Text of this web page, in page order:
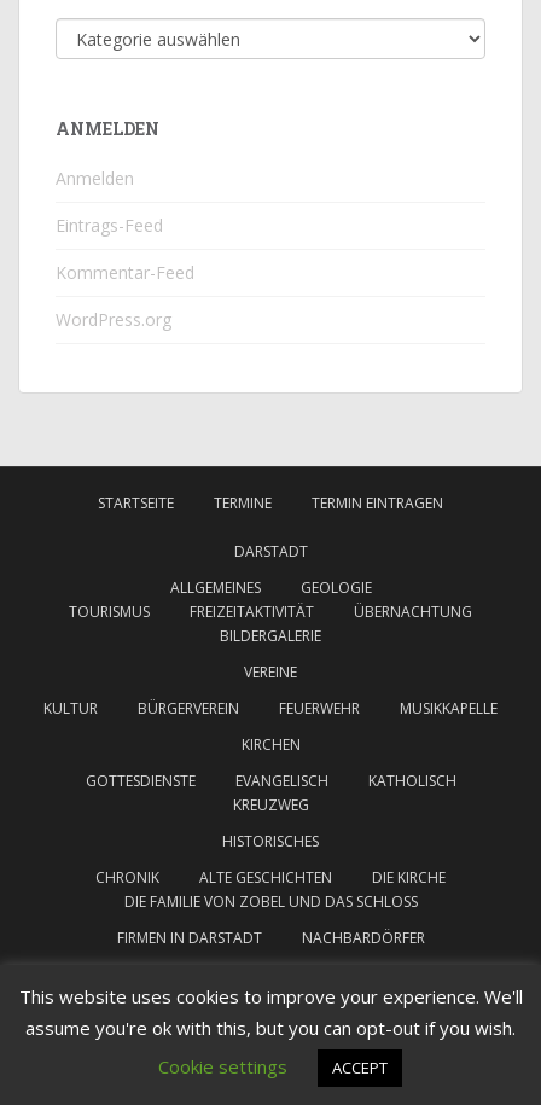
Beitragskategorie
ANMELDEN
Anmelden
Eintrags-Feed
Kommentar-Feed
WordPress.org
STARTSEITE TERMINE TERMIN EINTRAGEN
DARSTADT
ALLGEMEINES
GEOLOGIE
TOURISMUS
FREIZEITAKTIVITÄT
ÜBERNACHTUNG
BILDERGALERIE
VEREINE
KULTUR
BÜRGERVEREIN FEUERWEHR
MUSIKKAPELLE
KIRCHEN
GOTTESDIENSTE
EVANGELISCH
KATHOLISCH
KREUZWEG
HISTORISCHES
CHRONIK
ALTE GESCHICHTEN
DIE KIRCHE
DIE FAMILIE VON ZOBEL UND DAS SCHLOSS
FIRMEN IN DARSTADT
NACHBARDÖRFER
INTERESSANTE LINKS
DATENSCHUTZERKLÄRUNG
Colorlib Powered byWordPress
This website uses cookies to improve your experience. We'll
assume you're ok with this, but you can opt-out if you wish.
Cookie settings
ACCEPT